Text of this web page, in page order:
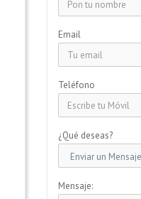
Email
Teléfono
¿Qué deseas?
Mensaje: